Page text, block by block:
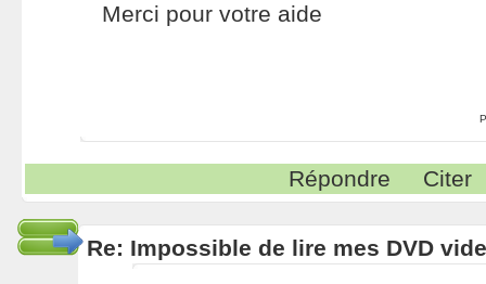
Merci pour votre aide
Répondre Citer
Re: Impossible de lire mes DVD